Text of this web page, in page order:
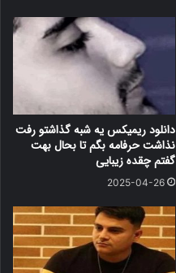
دانلود ریمیکس یه شبه گذاشتو رفت
نذاشت حرفامه بگم تا بحال بهت
گفتم چقده زیبایی
2025-04-26